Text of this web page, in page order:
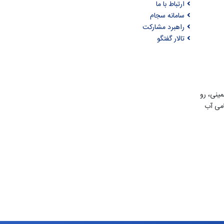
ارتباط با ما
سامانه سجام
راهبرد مشارکت
تالار گفتگو
رو
آب